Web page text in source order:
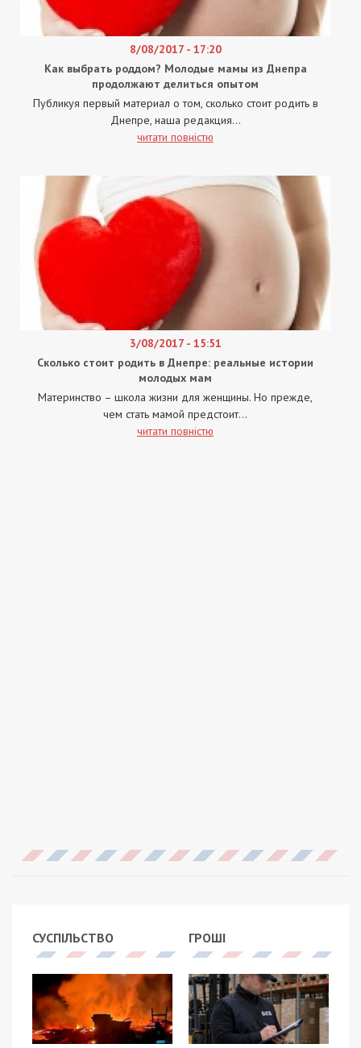
8/08/2017 - 17:20
Как выбрать роддом? Молодые мамы из Днепра
продолжают делиться опытом
Публикуя первый материал о том, сколько стоит родить в
Днепре, наша редакция...
читати повністю
3/08/2017 - 15:51
Сколько стоит родить в Днепре: реальные истории
молодых мам
Материнство – школа жизни для женщины. Но прежде,
чем стать мамой предстоит...
читати повністю
СУСПІЛЬСТВО ГРОШІ